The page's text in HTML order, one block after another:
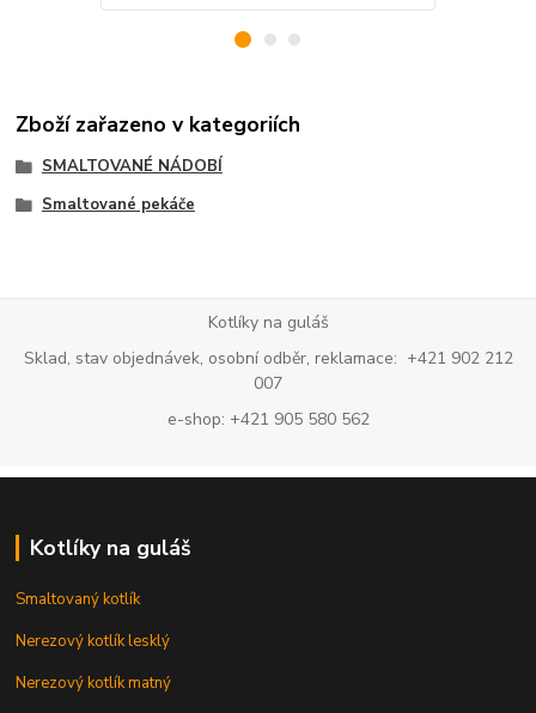
Zboží zařazeno v kategoriích
SMALTOVANÉ NÁDOBÍ
Smaltované pekáče
Kotlíky na guláš
Sklad, stav objednávek, osobní odběr, reklamace: +421 902 212
007
e-shop: +421 905 580 562
Kotlíky na guláš
Smaltovaný kotlík
Nerezový kotlík lesklý
Nerezový kotlík matný